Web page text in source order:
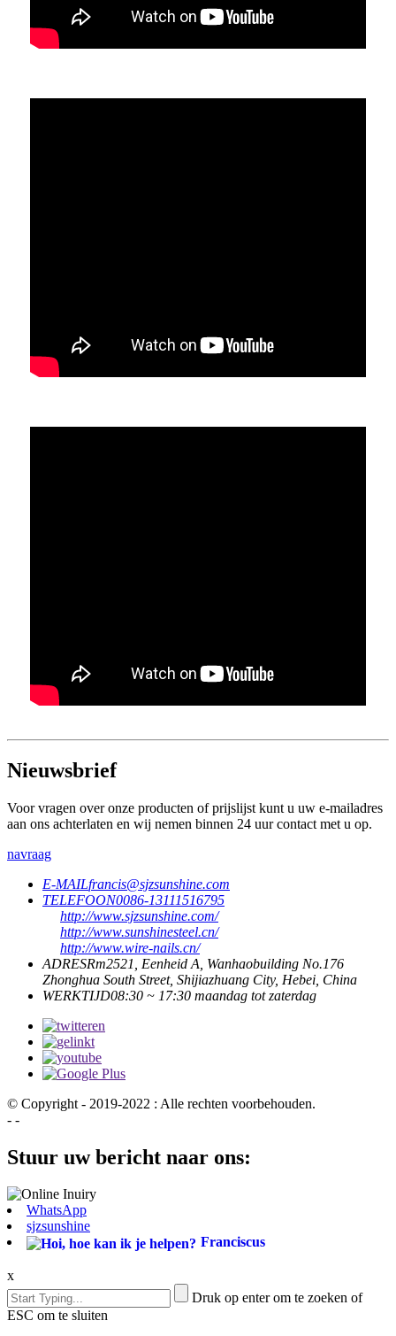
Nieuwsbrief
Voor vragen over onze producten of prijslijst kunt u uw e-mailadres
aan ons achterlaten en wij nemen binnen 24 uur contact met u op.
navraag
E-MAILfrancis@sjzsunshine.com
TELEFOON0086-13111516795
http://www.sjzsunshine.com/
http://www.sunshinesteel.cn/
http://www.wire-nails.cn/
ADRESRm2521, Eenheid A, Wanhaobuilding No.176
Zhonghua South Street, Shijiazhuang City, Hebei, China
WERKTIJD08:30 ~ 17:30 maandag tot zaterdag
© Copyright - 2019-2022 : Alle rechten voorbehouden.
- -
Stuur uw bericht naar ons:
WhatsApp
sjzsunshine
Franciscus
x
Druk op enter om te zoeken of
ESC om te sluiten